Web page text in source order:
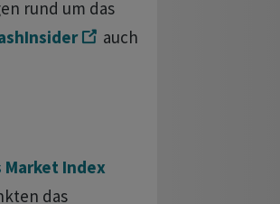
rund um das
auch
Market Index
das